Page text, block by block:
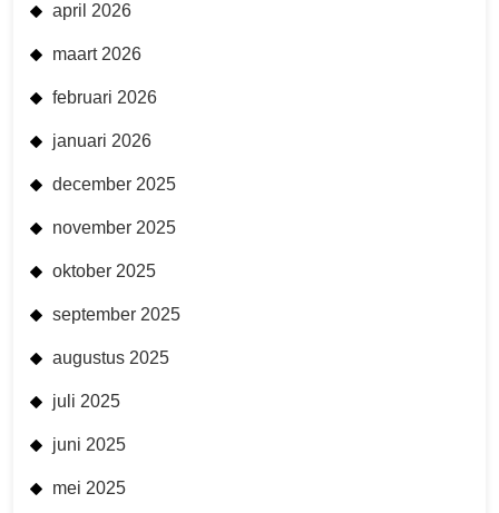
april 2026
maart 2026
februari 2026
januari 2026
december 2025
november 2025
oktober 2025
september 2025
augustus 2025
juli 2025
juni 2025
mei 2025